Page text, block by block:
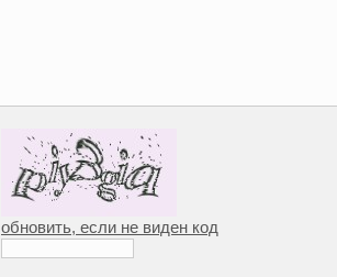
обновить, если не виден код